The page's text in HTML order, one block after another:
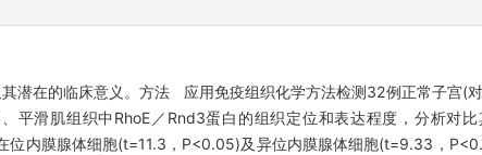
潜在的临床意义。方法 应用免疫组织化学方法检测32例正常子宫(
平滑肌组织中RhoE／Rnd3蛋白的组织定位和表达程度，分析
位内膜腺体细胞(t=11.3，P<0.05)及异位内膜腺体细胞(t=9.33，